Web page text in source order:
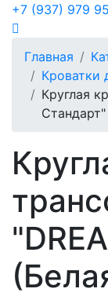
+7 (937) 979
Главная
Кроватки
Круглая